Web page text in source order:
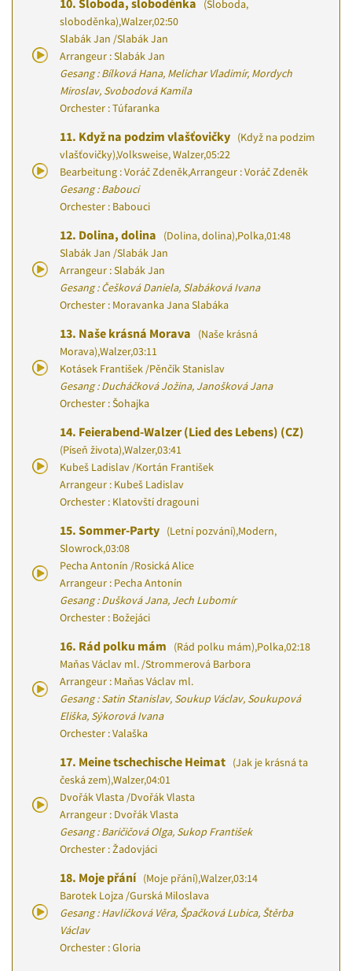
10. Sloboda, sloboděnka
(Sloboda,
sloboděnka),Walzer,02:50
Slabák Jan /Slabák Jan
Arrangeur : Slabák Jan
Gesang : Bílková Hana, Melichar Vladimír, Mordych
Miroslav, Svobodová Kamila
Orchester : Túfaranka
11. Když na podzim vlašťovičky (Když na podzim
vlašťovičky),Volksweise, Walzer,05:22
Bearbeitung : Voráč Zdeněk,Arrangeur : Voráč Zdeněk
Gesang : Babouci
Orchester : Babouci
12. Dolina, dolina (Dolina, dolina),Polka,01:48
Slabák Jan /Slabák Jan
Arrangeur : Slabák Jan
Gesang : Češková Daniela, Slabáková Ivana
Orchester : Moravanka Jana Slabáka
13. Naše krásná Morava
(Naše krásná
Morava),Walzer,03:11
Kotásek František /Pěnčík Stanislav
Gesang : Ducháčková Jožina, Janošková Jana
Orchester : Šohajka
14. Feierabend-Walzer (Lied des Lebens) (CZ)
(Píseň života),Walzer,03:41
Kubeš Ladislav /Kortán František
Arrangeur : Kubeš Ladislav
Orchester : Klatovští dragouni
15. Sommer-Party (Letní pozvání),Modern,
Slowrock,03:08
Pecha Antonín /Rosická Alice
Arrangeur : Pecha Antonín
Gesang : Dušková Jana, Jech Lubomír
Orchester : Božejáci
16. Rád polku mám (Rád polku mám),Polka,02:18
Maňas Václav ml. /Strommerová Barbora
Arrangeur : Maňas Václav ml.
Gesang : Satin Stanislav, Soukup Václav, Soukupová
Eliška, Sýkorová Ivana
Orchester : Valaška
17. Meine tschechische Heimat (Jak je krásná ta
česká zem),Walzer,04:01
Dvořák Vlasta /Dvořák Vlasta
Arrangeur : Dvořák Vlasta
Gesang : Baričičová Olga, Sukop František
Orchester : Žadovjáci
18. Moje přání (Moje přání),Walzer,03:14
Barotek Lojza /Gurská Miloslava
Gesang : Havlíčková Věra, Špačková Lubica, Štěrba
Václav
Orchester : Gloria